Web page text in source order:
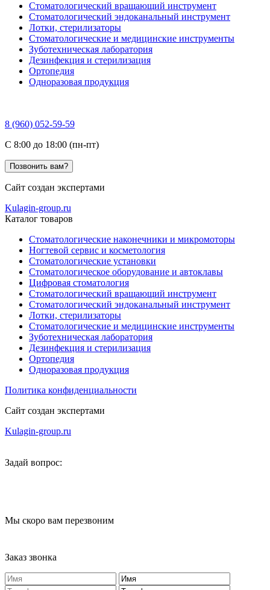
Стоматологический вращающий инструмент
Стоматологический эндоканальный инструмент
Лотки, стерилизаторы
Стоматологические и медицинские инструменты
Зуботехническая лаборатория
Дезинфекция и стерилизация
Ортопедия
Одноразовая продукция
8 (960) 052-59-59
C 8:00 до 18:00 (пн-пт)
Позвонить вам?
Сайт создан экспертами
Kulagin-group.ru
Каталог товаров
Стоматологические наконечники и микромоторы
Ногтевой сервис и косметология
Стоматологические установки
Стоматологическое оборудование и автоклавы
Цифровая стоматология
Стоматологический вращающий инструмент
Стоматологический эндоканальный инструмент
Лотки, стерилизаторы
Стоматологические и медицинские инструменты
Зуботехническая лаборатория
Дезинфекция и стерилизация
Ортопедия
Одноразовая продукция
Политика конфиденциальности
Сайт создан экспертами
Kulagin-group.ru
Задай вопрос:
Мы скоро вам перезвоним
Заказ звонка